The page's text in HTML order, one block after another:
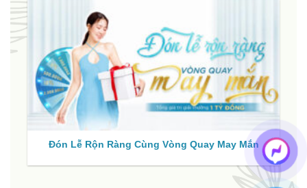
Đón Lễ Rộn Ràng Cùng Vòng Quay May Mắn